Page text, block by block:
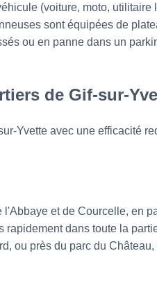
(voiture, moto, utilitaire
sont équipées de
ou en panne dans un
de Gif-sur-
Yvette avec une efficacité
et de Courcelle, en
dans toute la
ou près du parc du